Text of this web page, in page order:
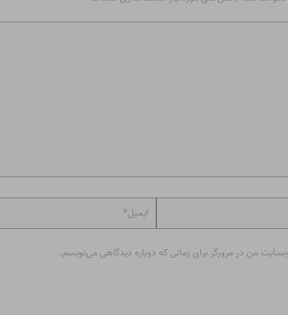
ایمیل*
من در مرورگر برای زمانی که دوباره دیدگاهی می‌نویسم.